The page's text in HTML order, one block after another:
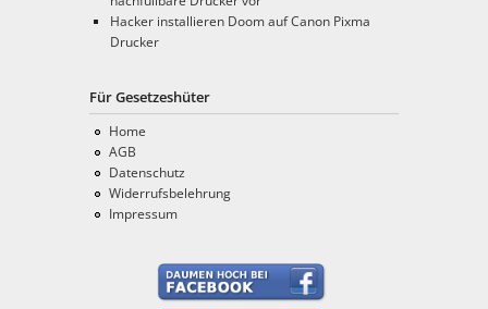
Hacker installieren Doom auf Canon Pixma
Drucker
Für Gesetzeshüter
Home
AGB
Datenschutz
Widerrufsbelehrung
Impressum